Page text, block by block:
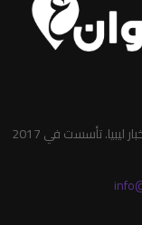
صحيفة العنوان الليبية صحيفة إلكترونية تعني بنشر أخبار ليبيا. تأسست في 2017